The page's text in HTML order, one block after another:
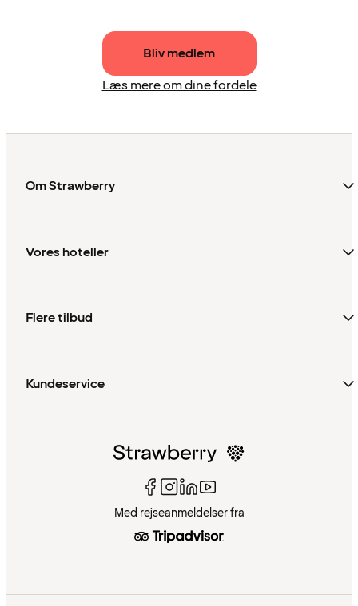
Bliv medlem
Læs mere om dine fordele
Om Strawberry
Vores hoteller
Flere tilbud
Kundeservice
Med rejseanmeldelser fra